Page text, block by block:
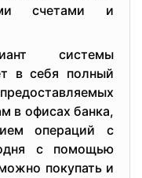
счетами и
системы
в себя полный
в офисах банка,
операций с
c помощью
покупать и